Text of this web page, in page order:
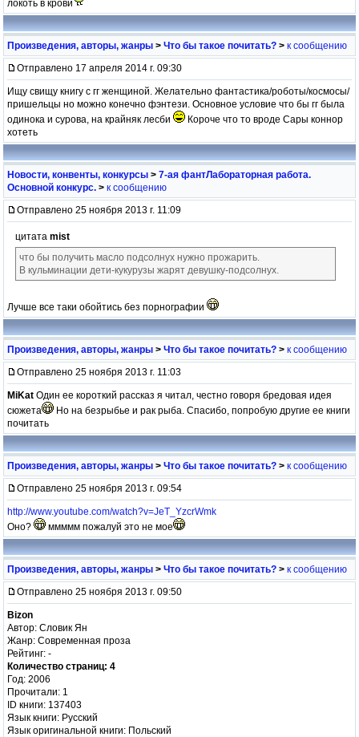
локоть в крови
Произведения, авторы, жанры > Что бы такое почитать? > к сообщению
Отправлено 17 апреля 2014 г. 09:30
Ищу свищу книгу с гг женщиной. Желательно фантастика/роботы/космосы/
пришельцы но можно конечно фэнтези. Основное условие что бы гг была
одинока и сурова, на крайняк лесби
Короче что то вроде Сары коннор
хотеть
Новости, конвенты, конкурсы > 7-ая фантЛабораторная работа.
Основной конкурс. > к сообщению
Отправлено 25 ноября 2013 г. 11:09
цитата mist
что бы получить масло подсолнух нужно прожарить.
В кульминации дети-кукурузы жарят девушку-подсолнух.
Лучше все таки обойтись без порнографии
Произведения, авторы, жанры > Что бы такое почитать? > к сообщению
Отправлено 25 ноября 2013 г. 11:03
MiKat Один ее короткий рассказ я читал, честно говоря бредовая идея
сюжета
Но на безрыбье и рак рыба. Спасибо, попробую другие ее книги
почитать
Произведения, авторы, жанры > Что бы такое почитать? > к сообщению
Отправлено 25 ноября 2013 г. 09:54
http://www.youtube.com/watch?v=JeT_YzcrWmk
Оно?
ммммм пожалуй это не мое
Произведения, авторы, жанры > Что бы такое почитать? > к сообщению
Отправлено 25 ноября 2013 г. 09:50
Bizon
Автор: Словик Ян
Жанр: Современная проза
Рейтинг: -
Количество страниц: 4
Год: 2006
Прочитали: 1
ID книги: 137403
Язык книги: Русский
Язык оригинальной книги: Польский